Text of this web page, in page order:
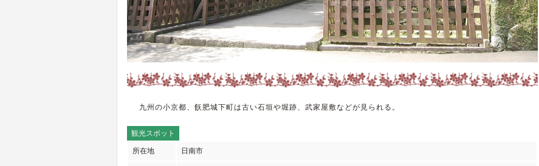
九州の小京都、飫肥城下町は古い石垣や堀跡、武家屋敷などが見られる。
観光スポット
所在地 日南市